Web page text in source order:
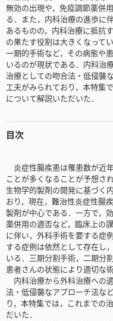
無効の出現や，免疫調節薬併
る．また，内科治療の進歩に
あるものの，内科治療に抵抗
の果たす役割は大きくなって
一期的手術など，その病態や
いるのが現状である．内科治
治療としての吻合法・低侵襲
工夫がみられており，本特集
について解説いただいた．
目次
炎症性腸疾患は罹患数が近
ことが多くなることが予想さ
生物学的製剤の開発に基づく
おり，現在，難治性炎症性腸
製剤が中心である．一方で，
薬併用の適否など，臨床上の
に伴い，外科手術を要する症
する症例は依然として存在し
いる．三期分割手術，二期分
患者さんの状態により適切な
内科治療から外科治療への
法・低侵襲なアプローチ法な
り，本特集では，これまでの
だいた．